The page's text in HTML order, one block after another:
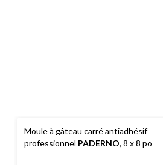
Moule à gâteau carré antiadhésif
professionnel PADERNO, 8 x 8 po